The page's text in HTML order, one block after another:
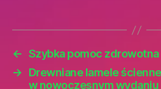
← Szybka pomoc
→
Drewniane lamele
w nowoczesnym wydaniu